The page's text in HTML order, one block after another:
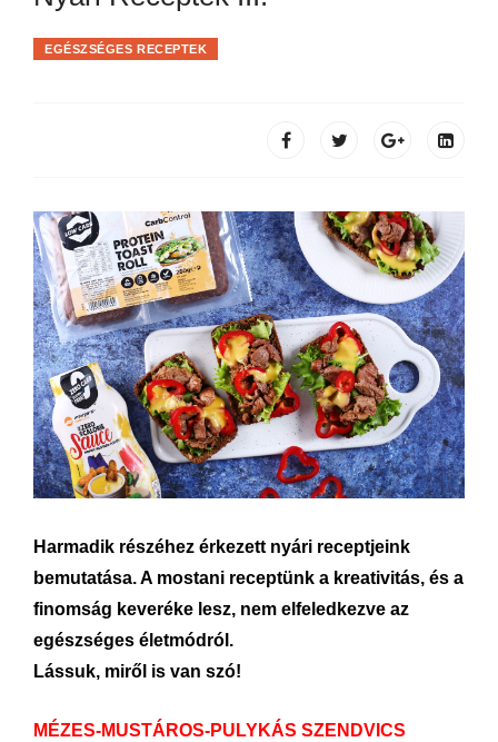
EGÉSZSÉGES RECEPTEK
Harmadik részéhez érkezett nyári receptjeink
bemutatása. A mostani receptünk a kreativitás, és a
finomság keveréke lesz, nem elfeledkezve az
egészséges életmódról.
Lássuk, miről is van szó!
MÉZES-MUSTÁROS-PULYKÁS SZENDVICS